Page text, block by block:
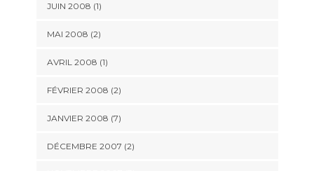
JUIN 2008 (1)
MAI 2008 (2)
AVRIL 2008 (1)
FÉVRIER 2008 (2)
JANVIER 2008 (7)
DÉCEMBRE 2007 (2)